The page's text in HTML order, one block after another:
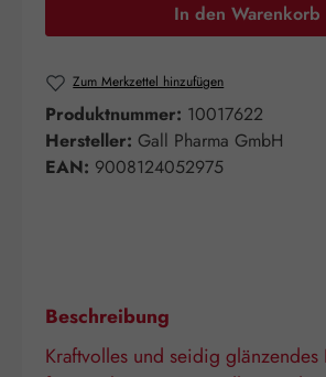
In den Warenkorb
Zum Merkzettel hinzufügen
Produktnummer: 10017622
Hersteller: Gall Pharma GmbH
EAN: 9008124052975
Beschreibung
Kraftvolles und seidig glänzendes